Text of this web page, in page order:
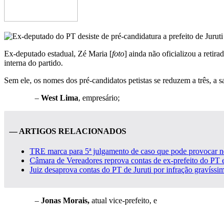
Ex-deputado estadual, Zé Maria [foto] ainda não oficializou a
interna do partido.
Sem ele, os nomes dos pré-candidatos petistas se reduzem a três, a
– West Lima, empresário;
— ARTIGOS RELACIONADOS
TRE marca para 5ª julgamento de caso que pode provocar
Câmara de Vereadores reprova contas de ex-prefeito do
Juiz desaprova contas do PT de Juruti por infração
– Jonas Morais, atual vice-prefeito, e